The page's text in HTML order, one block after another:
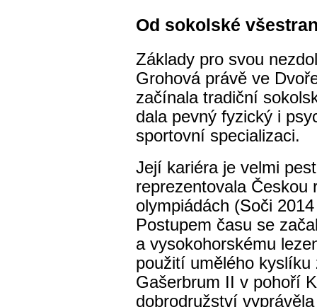
Od sokolské
Základy pro svou
Grohová právě ve
začínala tradiční
dala pevný fyzický i
sportovní specializaci.
Její kariéra je velmi
reprezentovala Českou
olympiádách (Soči
Postupem času se
a vysokohorskému
použití umělého
Gašerbrum II v pohoří
dobrodružství